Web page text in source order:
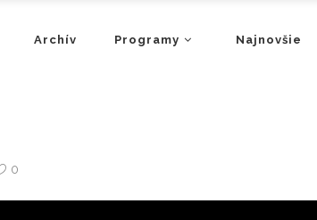
Archív Programy Najnovšie
0